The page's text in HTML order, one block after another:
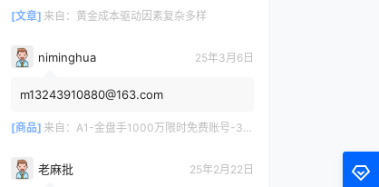
[文章] 来自： 黄金成本驱动因素复杂多样
niminghua 25年3月6日
m13243910880@163.com
[商品] 来自： A1-金盘手1000万限时免费账号-30天/次/用户
老麻批 25年2月22日